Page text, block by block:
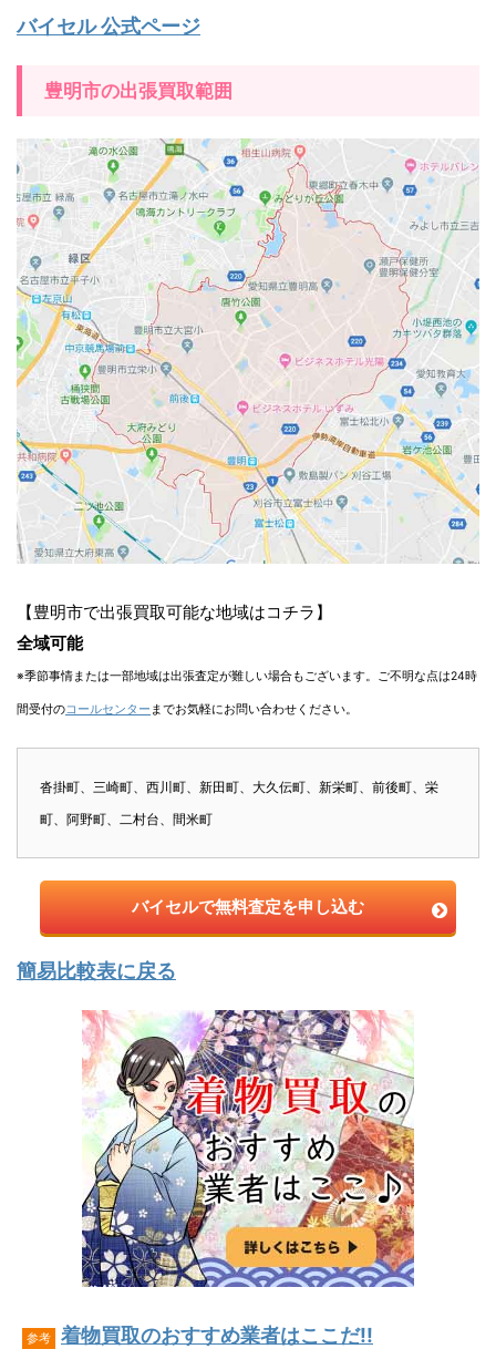
バイセル 公式ページ
豊明市の出張買取範囲
【豊明市で出張買取可能な地域はコチラ】
全域可能
※季節事情または一部地域は出張査定が難しい場合もございます。ご不明な点は24時
間受付のコールセンター までお気軽にお問い合わせください。
沓掛町、三崎町、西川町、新田町、大久伝町、新栄町、前後町、栄
町、阿野町、二村台、間米町
バイセルで無料査定を申し込む
簡易比較表に戻る
参考 着物買取のおすすめ業者はここだ!!